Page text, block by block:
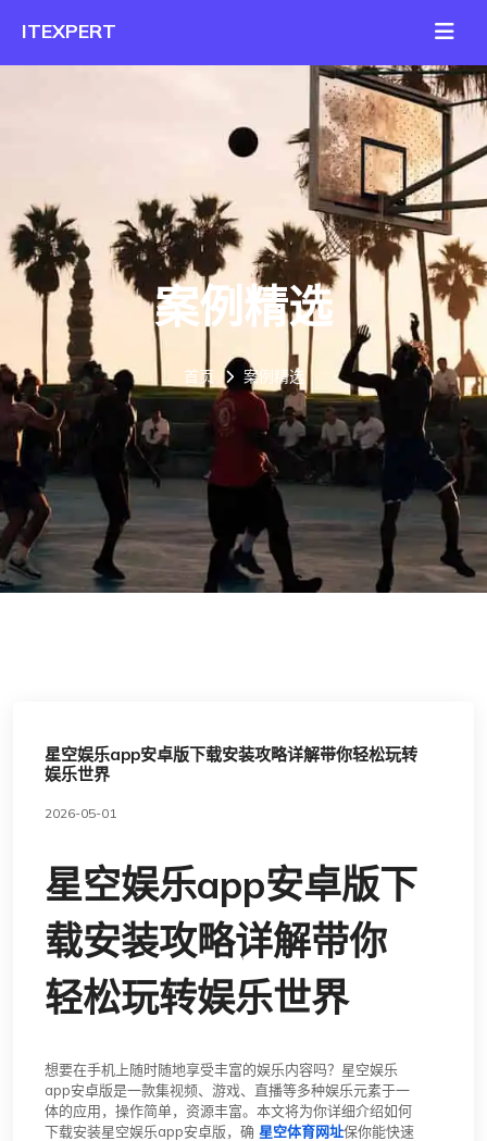
案例精选
首页 案例精选
星空娱乐app安卓版下载安装攻略详解带你轻松玩转
娱乐世界
2026-05-01
星空娱乐app安卓版下
载安装攻略详解带你
轻松玩转娱乐世界
想要在手机上随时随地享受丰富的娱乐内容吗？星空娱乐
app安卓版是一款集视频、游戏、直播等多种娱乐元素于一
体的应用，操作简单，资源丰富。本文将为你详细介绍如何
下载安装星空娱乐app安卓版，确 星空体育网址保你能快速